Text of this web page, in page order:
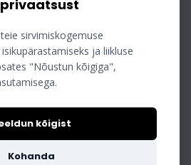
sirvimiskogemuse
ja liikluse
"Nõustun kõigiga",
kõigist
Kohanda